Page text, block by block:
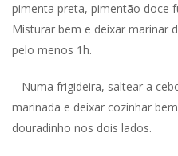
pimenta preta, pimentão doce
Misturar bem e deixar marinar
pelo menos 1h.
– Numa frigideira, saltear a
marinada e deixar cozinhar
douradinho nos dois lados.